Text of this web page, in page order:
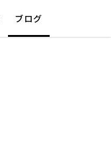
ブログ